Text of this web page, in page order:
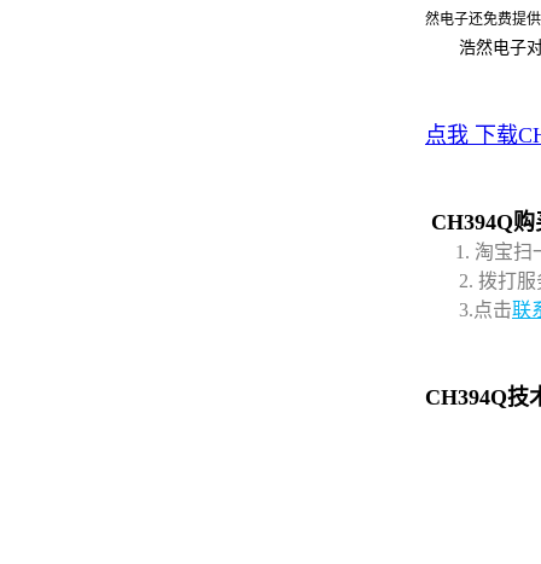
然电子还免费提
浩然电子对
点我 下载
CH394Q
1. 淘宝扫
2. 拨打服
3.点击联
CH394Q技